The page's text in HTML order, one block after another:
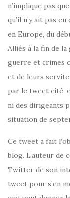
n’implique pas
qu’il n’y ait pas
en Europe, du
Alliés à la fin de
guerre et crimes
et de leurs
par le tweet cité,
ni des dirigeants
situation de
Ce tweet a fait
blog. L’auteur de
Twitter de son
tweet pour s’en